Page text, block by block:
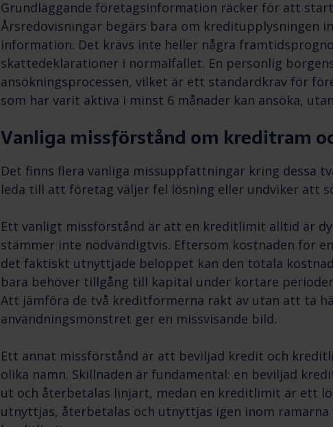
Grundläggande företagsinformation räcker för att
Årsredovisningar begärs bara om kreditupplysningen
information. Det krävs inte heller några
skattedeklarationer i normalfallet. En personlig
ansökningsprocessen, vilket är ett standardkrav för
som har varit aktiva i minst 6 månader kan ansöka,
Vanliga missförstånd om kreditram
Det finns flera vanliga missuppfattningar kring dessa
leda till att företag väljer fel lösning eller undviker att
Ett vanligt missförstånd är att en kreditlimit alltid är
stämmer inte nödvändigtvis. Eftersom kostnaden för
det faktiskt utnyttjade beloppet kan den totala
bara behöver tillgång till kapital under kortare
Att jämföra de två kreditformerna rakt av utan att ta
användningsmönstret ger en missvisande bild.
Ett annat missförstånd är att beviljad kredit och
olika namn. Skillnaden är fundamental: en beviljad
ut och återbetalas linjärt, medan en kreditlimit är ett
utnyttjas, återbetalas och utnyttjas igen inom ramarna